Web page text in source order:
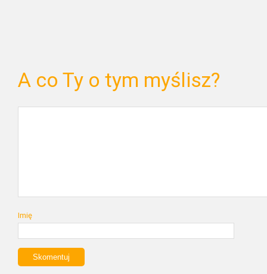
A co Ty o tym myślisz?
Imię